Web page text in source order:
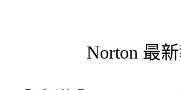
Norton 最